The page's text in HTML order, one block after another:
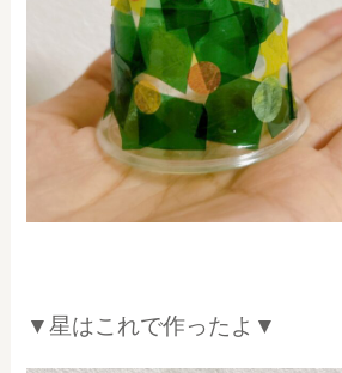
▼星はこれで作ったよ▼